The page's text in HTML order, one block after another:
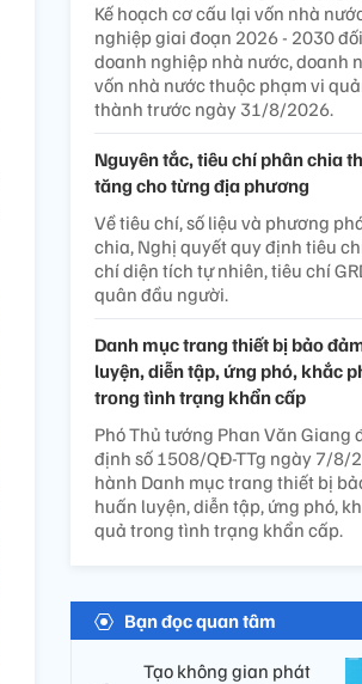
Kế hoạch cơ cấu lại vốn nhà
nghiệp giai đoạn 2026 - 2030
doanh nghiệp nhà nước, doanh
vốn nhà nước thuộc phạm vi
thành trước ngày 31/8/2026.
Nguyên tắc, tiêu chí phân chia
tăng cho từng địa phương
Về tiêu chí, số liệu và phương
chia, Nghị quyết quy định tiêu
chí diện tích tự nhiên, tiêu chí
quân đầu người.
Danh mục trang thiết bị bảo
luyện, diễn tập, ứng phó, khắc
trong tình trạng khẩn cấp
Phó Thủ tướng Phan Văn Giang
định số 1508/QĐ-TTg ngày 7/8/
hành Danh mục trang thiết bị
huấn luyện, diễn tập, ứng phó,
quả trong tình trạng khẩn cấp.
Bạn đọc quan tâm
Tạo không gian phát